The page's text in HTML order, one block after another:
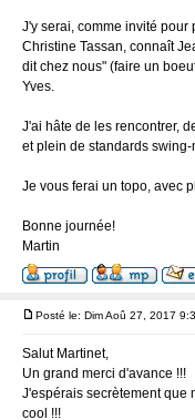
J'y serai, comme invité
Christine Tassan, connaît
dit chez nous" (faire un
Yves.
J'ai hâte de les rencontrer,
et plein de standards swing-
Je vous ferai un topo, avec
Bonne journée!
Martin
Posté le: Dim Aoû 27, 2017
Salut Martinet,
Un grand merci d'avance !!!
J'espérais secrètement que
cool !!!